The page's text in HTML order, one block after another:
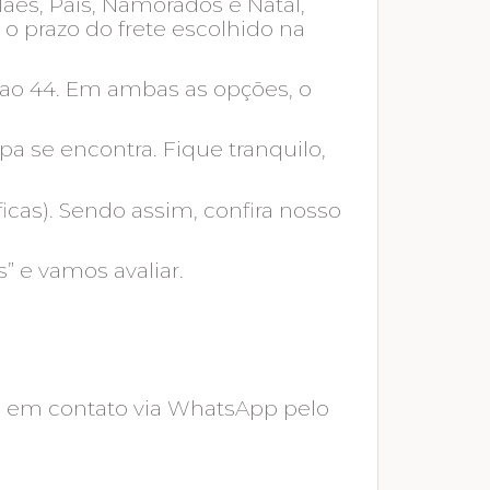
prazo do frete escolhido na
44. Em ambas as opções, o
se encontra. Fique tranquilo,
Sendo assim, confira nosso
e vamos avaliar.
em contato via WhatsApp pelo